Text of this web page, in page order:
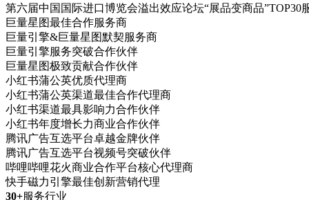
第六届中国国际进口博览会溢出效应论坛“展品变商品”TOP30
巨量星图最佳合作服务商
巨量引擎&巨量星图默契服务商
巨量引擎服务突破合作伙伴
巨量星图极致贡献合作伙伴
小红书蒲公英优质代理商
小红书蒲公英渠道最佳合作代理商
小红书渠道最具影响力合作伙伴
小红书年度增长力商业合作伙伴
腾讯广告互选平台卓越金牌伙伴
腾讯广告互选平台视频号突破伙伴
哔哩哔哩花火商业合作平台核心代理商
快手磁力引擎最佳创新营销代理
30+服务行业